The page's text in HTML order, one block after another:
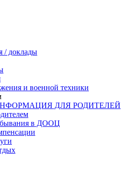
/ доклады
и военной техники
ДЛЯ РОДИТЕЛЕЙ
в ДООЦ